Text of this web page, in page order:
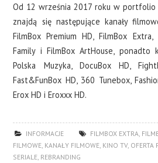
Od 12 września 2017 roku w portfolio
znajdą się następujące kanały
FilmBox Premium HD, FilmBox
Family i FilmBox ArtHouse, ponadto
Polska Muzyka, DocuBox HD,
Fast&FunBox HD, 360 Tunebox,
Erox HD i Eroxxx HD.
INFORMACJE FILMBOX EXTRA,
FILMOWE, KANAŁY FILMOWE, KINO TV, OFERTA
SERIALE, REBRANDING